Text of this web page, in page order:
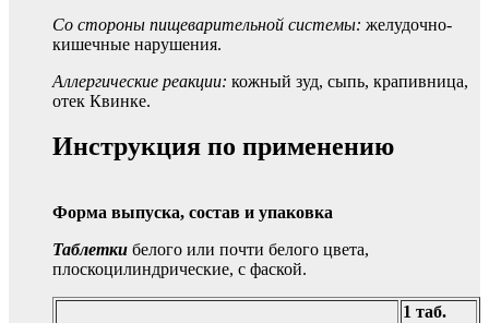
Со стороны пищеварительной системы: желудочно-
кишечные нарушения.
Аллергические реакции: кожный зуд, сыпь, крапивница,
отек Квинке.
Инструкция по применению
Форма выпуска, состав и упаковка
Таблетки белого или почти белого цвета,
плоскоцилиндрические, с фаской.
1 таб.